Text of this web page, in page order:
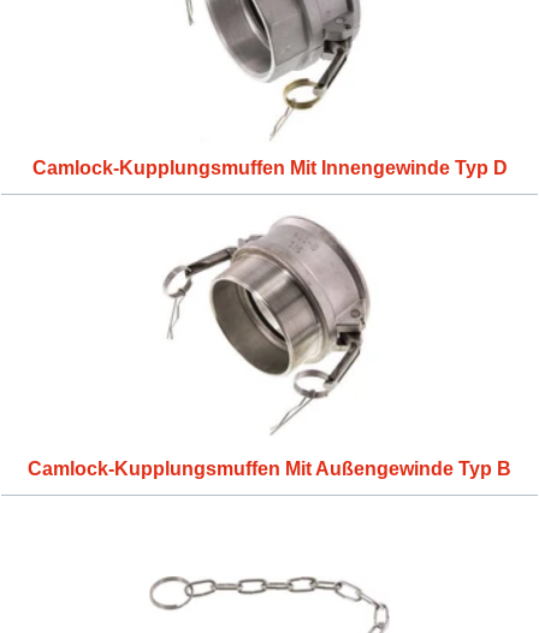
Camlock-Kupplungsmuffen Mit Innengewinde Typ D
Camlock-Kupplungsmuffen Mit Außengewinde Typ B